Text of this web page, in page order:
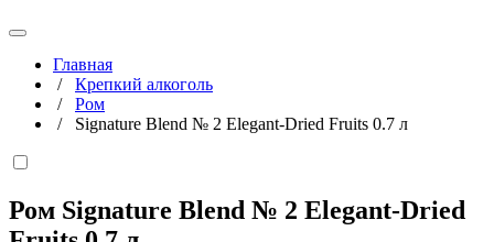
Главная
/ Крепкий алкоголь
/ Ром
/ Signature Blend № 2 Elegant-Dried Fruits 0.7 л
Ром Signature Blend № 2 Elegant-Dried